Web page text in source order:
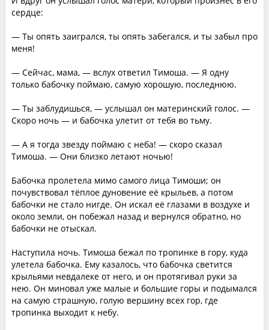
сердце:
— Ты опять заигрался, ты опять забегался, и ты забыл про
меня!
— Сейчас, мама, — вслух ответил Тимоша. — Я одну
только бабочку поймаю, самую хорошую, последнюю.
— Ты заблудишься, — услышал он материнский голос. —
Скоро ночь — и бабочка улетит от тебя во тьму.
— А я тогда звезду поймаю с неба! — скоро сказал
Тимоша. — Они близко летают ночью!
Бабочка пролетела мимо самого лица Тимоши; он
почувствовал тёплое дуновение её крыльев, а потом
бабочки не стало нигде. Он искал её глазами в воздухе и
около земли, он побежал назад и вернулся обратно, но
бабочки не отыскал.
Наступила ночь. Тимоша бежал по тропинке в гору, куда
улетела бабочка. Ему казалось, что бабочка светится
крыльями невдалеке от него, и он протягивал руки за
нею. Он миновал уже малые и большие горы и подымался
на самую страшную, голую вершину всех гор, где
тропинка выходит к небу.